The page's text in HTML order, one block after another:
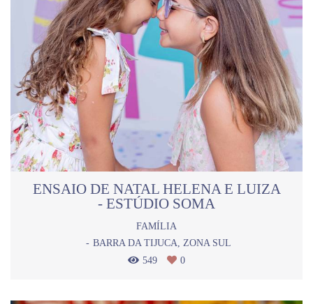
ENSAIO DE NATAL HELENA E LUIZA
- ESTÚDIO SOMA
FAMÍLIA
BARRA DA TIJUCA, ZONA SUL
549
0